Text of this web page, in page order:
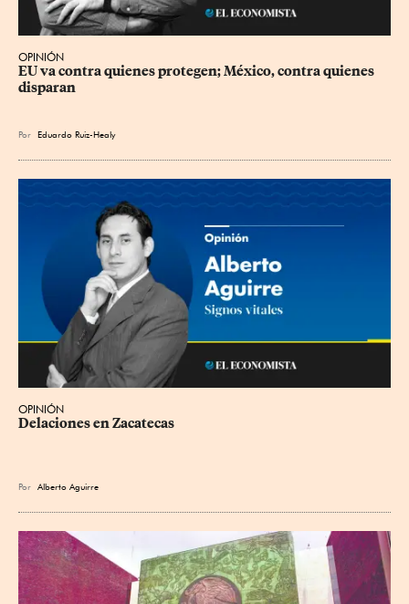
OPINIÓN
EU va contra quienes protegen; México, contra quienes
disparan
Por Eduardo Ruiz-Healy
OPINIÓN
Delaciones en Zacatecas
Por Alberto Aguirre